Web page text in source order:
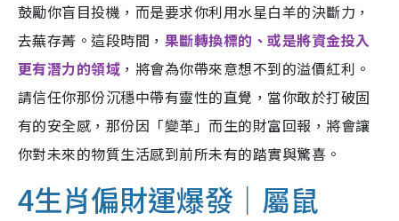
鼓勵你盲目投機，而是要求你利用水星白羊的決斷力，
去蕪存菁。這段時間， 果斷轉換標的、或是將資金投入
更有潛力的領域 ，將會為你帶來意想不到的溢價紅利。
請信任你那份沉穩中帶有靈性的直覺，當你敢於打破固
有的安全感，那份因「變革」而生的財富回報，將會讓
你對未來的物質生活感到前所未有的踏實與驚喜。
4生肖偏財運爆發｜屬鼠